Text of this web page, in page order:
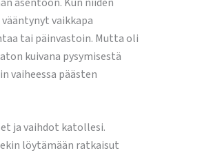
vaikkapa
tai päinvastoin. Mutta oli
kuivana pysymisestä
vaiheessa päästen
ja vaihdot katollesi.
löytämään ratkaisut